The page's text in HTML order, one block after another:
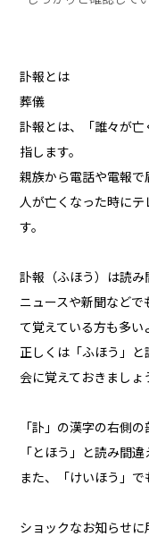
訃報とは
葬儀
訃報とは、「誰々が
指します。
親族から電話や電報
人が亡くなった時に
す。
訃報（ふほう）は読み
ニュースや新聞など
て覚えている方も多い
正しくは「ふほう」
会に覚えておきましょ
「訃」の漢字の右側
「とほう」と読み間
また、「けいほう」で
ショックなお知らせ